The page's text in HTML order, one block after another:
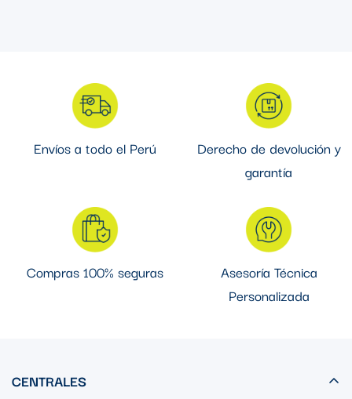
Envíos a todo el Perú
Derecho de devolución y
garantía
Compras 100% seguras
Asesoría Técnica
Personalizada
CENTRALES